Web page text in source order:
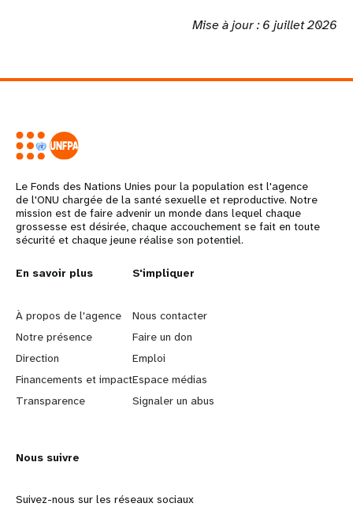
Mise à jour : 6 juillet 2026
Le Fonds des Nations Unies pour la population est l'agence
de l'ONU chargée de la santé sexuelle et reproductive. Notre
mission est de faire advenir un monde dans lequel chaque
grossesse est désirée, chaque accouchement se fait en toute
sécurité et chaque jeune réalise son potentiel.
L
e
a
r
n
o
En savoir plus
À propos de l'agence
Notre présence
Direction
Financements et impact
Transparence
G
o
b
e
y
S'impliquer
Nous contacter
Faire un don
Emploi
Espace médias
Signaler un abus
Nous suivre
Suivez-nous sur les réseaux sociaux